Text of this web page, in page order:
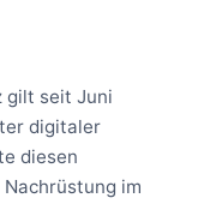
gilt seit Juni
digitaler
diesen
im